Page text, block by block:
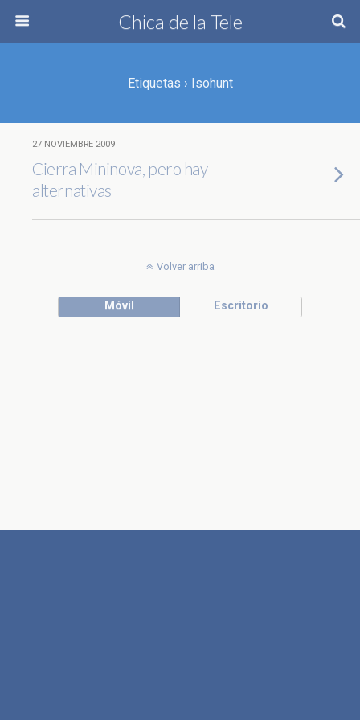
Chica de la Tele
Etiquetas › Isohunt
27 NOVIEMBRE 2009
Cierra Mininova, pero hay
alternativas
Volver arriba
Móvil Escritorio